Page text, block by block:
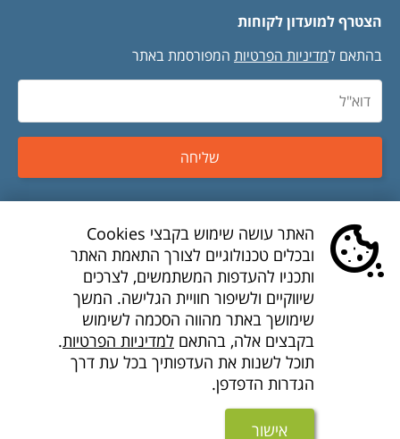
הצטרף למועדון לקוחות
בהתאם למדיניות הפרטיות המפורסמת באתר
שליחה
טיסות זולות
טיסות לואו קוסט
דילים לואו קוסט
חברות תעופה
חבילות נופש זולות
האתר עושה שימוש בקבצי Cookies
ובכלים טכנולוגיים לצורך התאמת האתר
ותכניו להעדפות המשתמשים, לצרכים
שיווקיים ולשיפור חוויית הגלישה. המשך
שימושך באתר מהווה הסכמה לשימוש
בקבצים אלה, בהתאם למדיניות הפרטיות.
תוכל לשנות את העדפותיך בכל עת דרך
הגדרות הדפדפן.
אישור